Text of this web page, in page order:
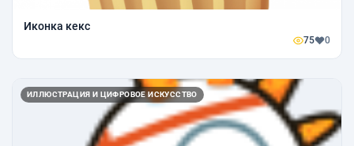
Иконка кекс
75 0
ИЛЛЮСТРАЦИЯ И ЦИФРОВОЕ ИСКУССТВО